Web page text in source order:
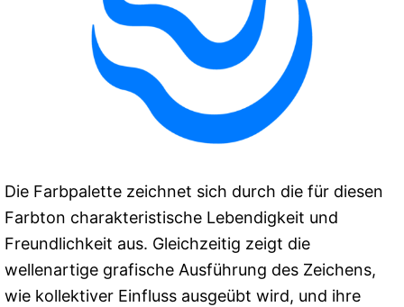
Die Farbpalette zeichnet sich durch die für diesen
Farbton charakteristische Lebendigkeit und
Freundlichkeit aus. Gleichzeitig zeigt die
wellenartige grafische Ausführung des Zeichens,
wie kollektiver Einfluss ausgeübt wird, und ihre